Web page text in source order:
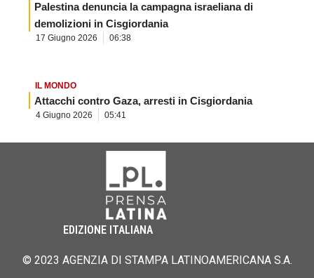
Palestina denuncia la campagna israeliana di
demolizioni in Cisgiordania
17 Giugno 2026 06:38
IL MONDO
Attacchi contro Gaza, arresti in Cisgiordania
4 Giugno 2026 05:41
EDIZIONE ITALIANA
© 2023 AGENZIA DI STAMPA LATINOAMERICANA S.A.